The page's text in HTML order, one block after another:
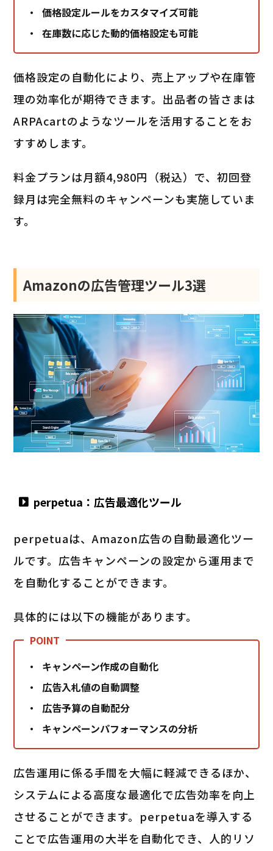
価格設定ルールをカスタマイズ可能
在庫数に応じた動的価格設定も可能
価格設定の自動化により、売上アップや在庫管
理の効率化が期待できます。出品者の皆さまは
ARPAcartのようなツールを活用することをお
すすめします。
料金プランは月額4,980円（税込）で、初回登
録月は完全無料のキャンペーンも実施していま
す。
Amazonの広告管理ツール3選
perpetua：広告最適化ツール
perpetuaは、Amazon広告の自動最適化ツー
ルです。広告キャンペーンの設定から運用まで
を自動化することができます。
具体的には以下の機能があります。
キャンペーン作成の自動化
広告入札値の自動調整
広告予算の自動配分
キャンペーンパフォーマンスの分析
広告運用に係る手間を大幅に軽減できるほか、
システムによる高度な最適化で広告効率を向上
させることができます。perpetuaを導入する
ことで広告運用の大半を自動化でき、人的リソ